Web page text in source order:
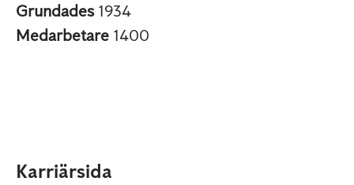
Grundades 1934
Medarbetare 1400
Karriärsida